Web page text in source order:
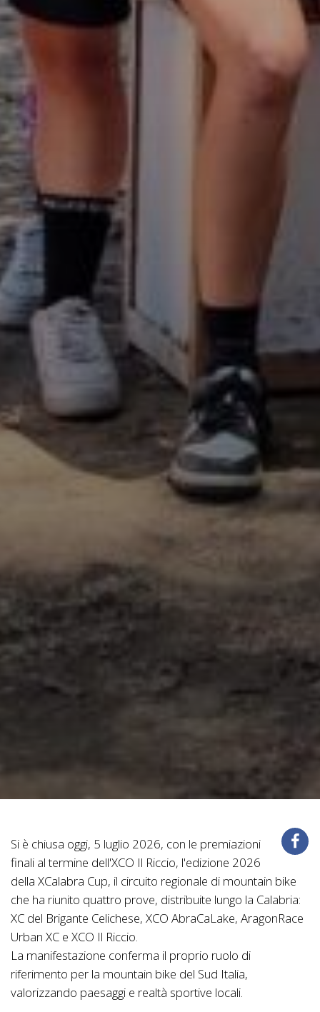
Si è chiusa oggi, 5 luglio 2026, con le premiazioni
finali al termine dell'XCO Il Riccio, l'edizione 2026
della XCalabra Cup, il circuito regionale di mountain bike
che ha riunito quattro prove, distribuite lungo la Calabria:
XC del Brigante Celichese, XCO AbraCaLake, AragonRace
Urban XC e XCO Il Riccio.
La manifestazione conferma il proprio ruolo di
riferimento per la mountain bike del Sud Italia,
valorizzando paesaggi e realtà sportive locali.